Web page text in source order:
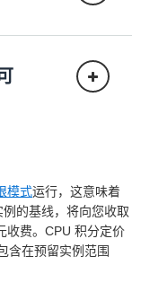
的数据
模式运行，这意味着
的基线，将向您收取
收费。CPU 积分定价
含在预留实例范围